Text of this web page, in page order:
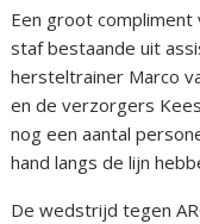
Een groot
staf bestaande uit
hersteltrainer Marco
en de verzorgers
nog een aantal
hand langs de lijn
De wedstrijd tegen